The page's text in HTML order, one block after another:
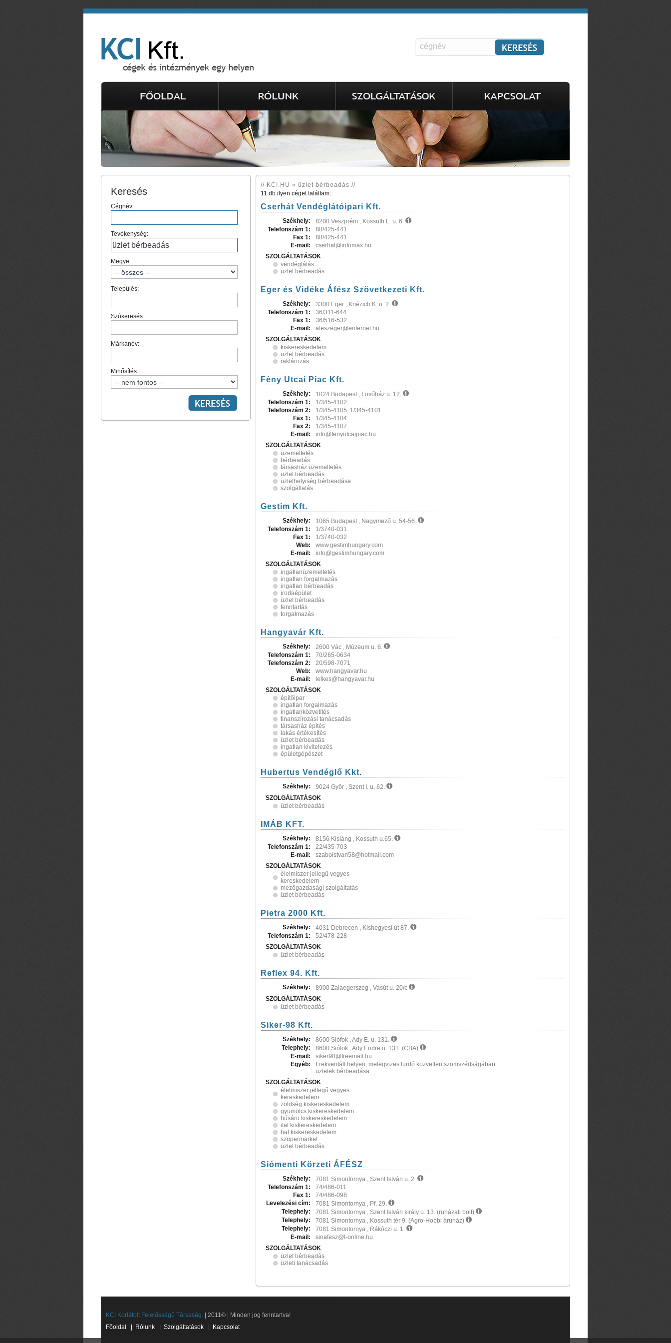
Keresés
Cégnév:
Tevékenység:
Megye:
Település:
Szókeresés:
Márkanév:
Minősítés:
// KCI.HU « üzlet bérbeadás //
11 db ilyen céget találtam:
Cserhát Vendéglátóipari Kft.
Székhely:
8200 Veszprém , Kossuth L. u. 6.
Telefonszám 1:
88/425-441
Fax 1:
88/425-441
E-mail:
cserhat@infomax.hu
SZOLGÁLTATÁSOK
vendéglátás
üzlet bérbeadás
Eger és Vidéke Áfész Szövetkezeti Kft.
Székhely:
3300 Eger , Knézich K. u. 2.
Telefonszám 1:
36/311-644
Fax 1:
36/516-532
E-mail:
afeszeger@enternet.hu
SZOLGÁLTATÁSOK
kiskereskedelem
üzlet bérbeadás
raktározás
Fény Utcai Piac Kft.
Székhely:
1024 Budapest , Lövőház u. 12.
Telefonszám 1:
1/345-4102
Telefonszám 2:
1/345-4105, 1/345-4101
Fax 1:
1/345-4104
Fax 2:
1/345-4107
E-mail:
info@fenyutcaipiac.hu
SZOLGÁLTATÁSOK
üzemeltetés
bérbeadás
társasház üzemeltetés
üzlet bérbeadás
üzlethelyiség bérbeadása
szolgáltatás
Gestim Kft.
Székhely:
1065 Budapest , Nagymező u. 54-56.
Telefonszám 1:
1/3740-031
Fax 1:
1/3740-032
Web:
www.gestimhungary.com
E-mail:
info@gestimhungary.com
SZOLGÁLTATÁSOK
ingatlanüzemeltetés
ingatlan forgalmazás
ingatlan bérbeadás
irodaépület
üzlet bérbeadás
fenntartás
forgalmazás
Hangyavár Kft.
Székhely:
2600 Vác , Múzeum u. 6.
Telefonszám 1:
70/265-0634
Telefonszám 2:
20/598-7071
Web:
www.hangyavar.hu
E-mail:
lelkes@hangyavar.hu
SZOLGÁLTATÁSOK
építőipar
ingatlan forgalmazás
ingatlanközvetítés
finanszírozási tanácsadás
társasház építés
lakás értékesítés
üzlet bérbeadás
ingatlan kivitelezés
épületgépészet
Hubertus Vendéglő Kkt.
Székhely:
9024 Győr , Szent I. u. 62.
SZOLGÁLTATÁSOK
üzlet bérbeadás
IMÁB KFT.
Székhely:
8156 Kisláng , Kossuth u.65.
Telefonszám 1:
22/435-703
E-mail:
szaboistvan58@hotmail.com
SZOLGÁLTATÁSOK
élelmiszer jellegű vegyes
kereskedelem
mezőgazdasági szolgáltatás
üzlet bérbeadás
Pietra 2000 Kft.
Székhely:
4031 Debrecen , Kishegyesi út 87.
Telefonszám 1:
52/478-228
SZOLGÁLTATÁSOK
üzlet bérbeadás
Reflex 94. Kft.
Székhely:
8900 Zalaegerszeg , Vasút u. 20/c
SZOLGÁLTATÁSOK
üzlet bérbeadás
Siker-98 Kft.
Székhely:
8600 Siófok , Ady E. u. 131.
Telephely:
8600 Siófok , Ady Endre u. 131. (CBA)
E-mail:
siker98@freemail.hu
Egyéb:
Frekventált helyen, melegvizes fürdő közvetlen szomszédságában
üzletek bérbeadása.
SZOLGÁLTATÁSOK
élelmiszer jellegű vegyes
kereskedelem
zöldség kiskereskedelem
gyümölcs kiskereskedelem
húsáru kiskereskedelem
ital kiskereskedelem
hal kiskereskedelem
szupermarket
üzlet bérbeadás
Siómenti Körzeti ÁFÉSZ
Székhely:
7081 Simontornya , Szent István u. 2.
Telefonszám 1:
74/486-011
Fax 1:
74/486-098
Levelezési cím:
7081 Simontornya , Pf. 29.
Telephely:
7081 Simontornya , Szent István király u. 13. (ruházati bolt)
Telephely:
7081 Simontornya , Kossuth tér 9. (Agro-Hobbi áruház)
Telephely:
7081 Simontornya , Rákóczi u. 1.
E-mail:
sioafesz@t-online.hu
SZOLGÁLTATÁSOK
üzlet bérbeadás
üzleti tanácsadás
KCI Korlátolt Felelősségű Társaság. | 2011© | Minden jog fenntartva!
Főoldal
Rólunk Szolgáltatások Kapcsolat